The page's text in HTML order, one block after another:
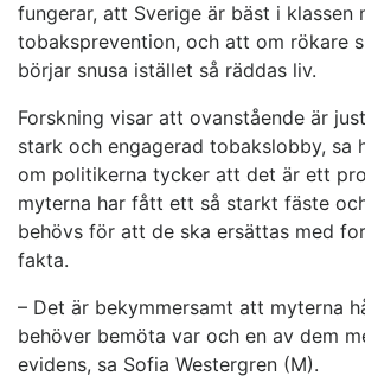
fungerar, att Sverige är bäst i klassen
tobaksprevention, och att om rökare
börjar snusa istället så räddas liv.
Forskning visar att ovanstående är
stark och engagerad tobakslobby, sa
om politikerna tycker att det är ett
myterna har fått ett så starkt fäste
behövs för att de ska ersättas med
fakta.
– Det är bekymmersamt att myterna
behöver bemöta var och en av dem
evidens, sa Sofia Westergren (M).